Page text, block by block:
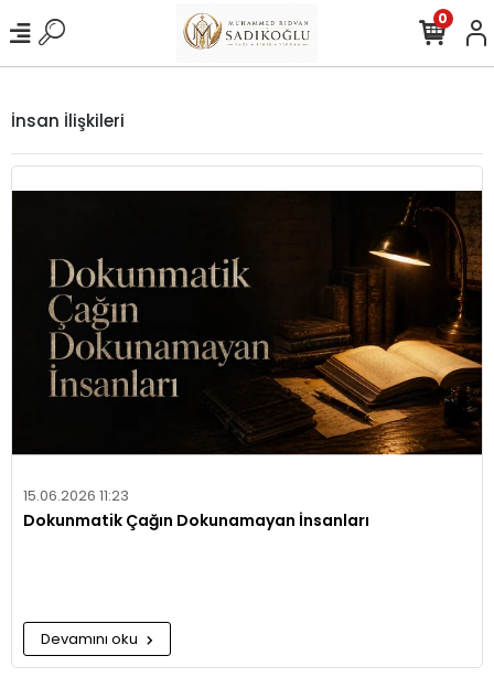
0
İnsan İlişkileri
15.06.2026 11:23
Dokunmatik Çağın Dokunamayan İnsanları
Devamını oku